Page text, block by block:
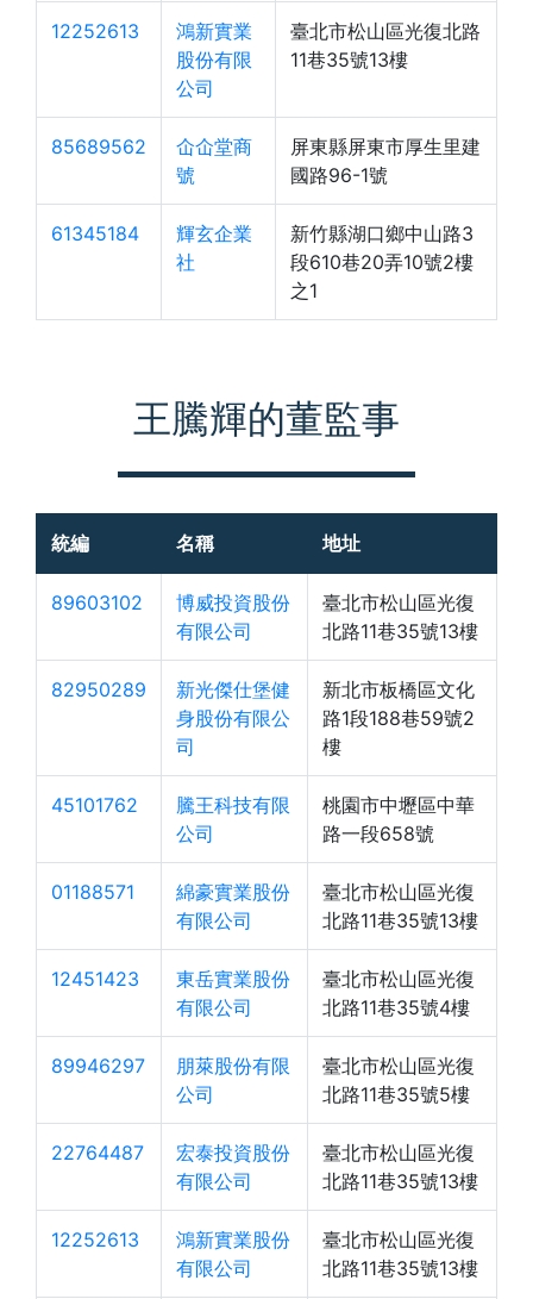
12252613
鴻新實業
股份有限
公司
臺北市松山區光復北路
11巷35號13樓
85689562
仚仚堂商
號
屏東縣屏東市厚生里建
國路96-1號
61345184
輝玄企業
社
新竹縣湖口鄉中山路3
段610巷20弄10號2樓
之1
王騰輝的董監事
統編 名稱 地址
89603102
博威投資股份
有限公司
臺北市松山區光復
北路11巷35號13樓
82950289
新光傑仕堡健
身股份有限公
司
新北市板橋區文化
路1段188巷59號2
樓
45101762
騰王科技有限
公司
桃園市中壢區中華
路一段658號
01188571
綿豪實業股份
有限公司
臺北市松山區光復
北路11巷35號13樓
12451423
東岳實業股份
有限公司
臺北市松山區光復
北路11巷35號4樓
89946297
朋萊股份有限
公司
臺北市松山區光復
北路11巷35號5樓
22764487
宏泰投資股份
有限公司
臺北市松山區光復
北路11巷35號13樓
12252613
鴻新實業股份
有限公司
臺北市松山區光復
北路11巷35號13樓